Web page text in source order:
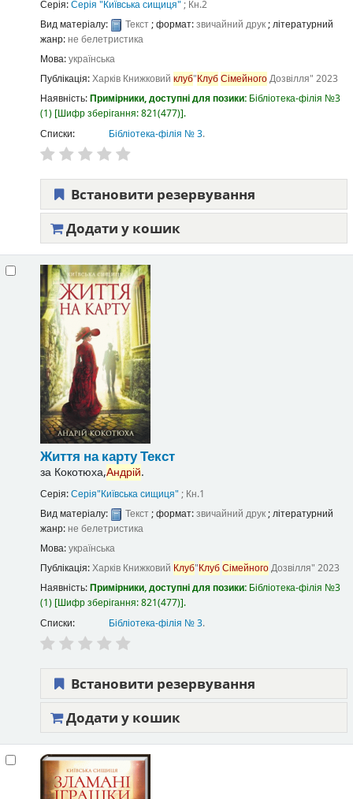
Серія:Серія "Київська сищиця" ; Кн.2
Вид матеріалу:
Текст; формат:звичайний друк; літературний
жанр:не белетристика
Мова:українська
Публікація:Харків Книжковий клуб"КлубСімейногоДозвілля" 2023
Наявність:Примірники, доступні для позики: Бібліотека-філія №3
(1) Шифр зберігання:821(477) .
Списки:
Бібліотека-філія № 3.
Встановити резервування
Додати у кошик
Життя на картуТекст
за Кокотюха,Андрій.
Серія:Серія"Київська сищиця" ; Кн.1
Вид матеріалу:
Текст; формат:звичайний друк; літературний
жанр: не белетристика
Мова:українська
Публікація:Харків Книжковий Клуб"КлубСімейногоДозвілля" 2023
Наявність:Примірники, доступні для позики: Бібліотека-філія №3
(1) Шифр зберігання:821(477) .
Списки:
Бібліотека-філія № 3.
Встановити резервування
Додати у кошик